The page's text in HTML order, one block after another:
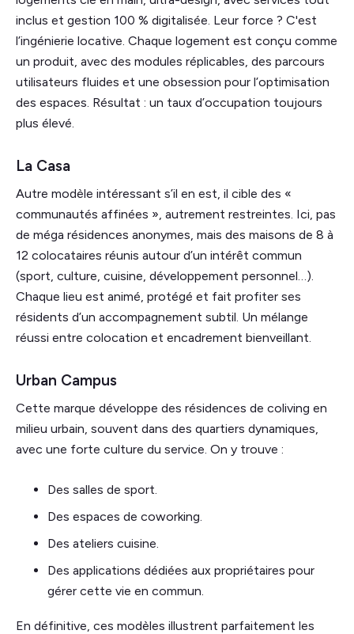
inclus et gestion 100 % digitalisée. Leur force ? C'est
l’ingénierie locative. Chaque logement est conçu comme
un produit, avec des modules réplicables, des parcours
utilisateurs fluides et une obsession pour l’optimisation
des espaces. Résultat : un taux d’occupation toujours
plus élevé.
La Casa
Autre modèle intéressant s’il en est, il cible des «
communautés affinées », autrement restreintes. Ici, pas
de méga résidences anonymes, mais des maisons de 8 à
12 colocataires réunis autour d’un intérêt commun
(sport, culture, cuisine, développement personnel…).
Chaque lieu est animé, protégé et fait profiter ses
résidents d’un accompagnement subtil. Un mélange
réussi entre colocation et encadrement bienveillant.
Urban Campus
Cette marque développe des résidences de coliving en
milieu urbain, souvent dans des quartiers dynamiques,
avec une forte culture du service. On y trouve :
Des salles de sport.
Des espaces de coworking.
Des ateliers cuisine.
Des applications dédiées aux propriétaires pour
gérer cette vie en commun.
En définitive, ces modèles illustrent parfaitement les